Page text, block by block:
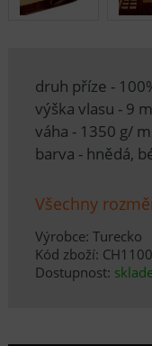
druh příze -
výška vlasu - 9
váha - 1350 g/
barva - hnědá,
Všechny
Výrobce: Turecko
Kód zboží: CH1100
Dostupnost: